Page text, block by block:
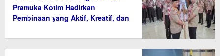
Pramuka Kotim Hadirkan
Pembinaan yang Aktif, Kreatif, dan